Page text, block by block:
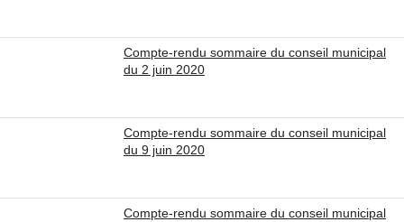
Compte-rendu sommaire du conseil municipal
du 2 juin 2020
Compte-rendu sommaire du conseil municipal
du 9 juin 2020
Compte-rendu sommaire du conseil municipal